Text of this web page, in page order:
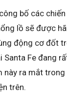
bố các
lồ sẽ được
động cơ đốt
Santa Fe đang
ra mắt trong
trên.